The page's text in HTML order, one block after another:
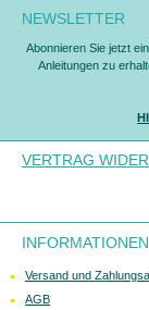
NEWSLETTER
Abonnieren Sie jetzt
Anleitungen zu
VERTRAG
INFORMATIONEN
Versand und
AGB